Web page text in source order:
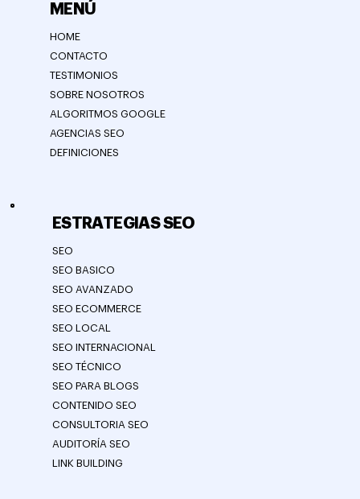
MENÚ
HOME
CONTACTO
TESTIMONIOS
SOBRE NOSOTROS
ALGORITMOS GOOGLE
AGENCIAS SEO
DEFINICIONES
ESTRATEGIAS SEO
SEO
SEO BASICO
SEO AVANZADO
SEO ECOMMERCE
SEO LOCAL
SEO INTERNACIONAL
SEO TÉCNICO
SEO PARA BLOGS
CONTENIDO SEO
CONSULTORIA SEO
AUDITORÍA SEO
LINK BUILDING